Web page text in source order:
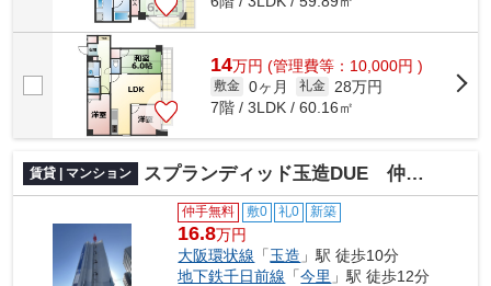
14万円 (管理費等：10,000円 )
敷金 0ヶ月 礼金
28万円
7階 / 3LDK / 60.16㎡
賃貸 | マンション スプランディッド玉造DUE 仲介手数料無料
仲手無料 敷0 礼0 新築
16.8万円
大阪環状線 「玉造 」駅 徒歩10分
地下鉄千日前線 「今里 」駅 徒歩12分